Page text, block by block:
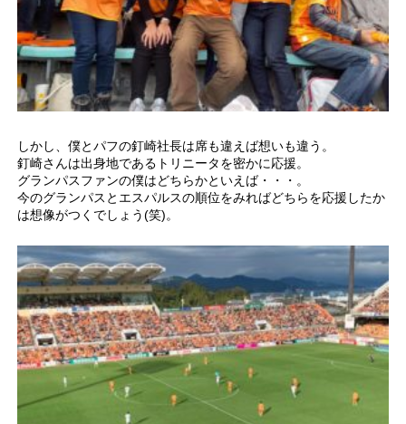
しかし、僕とパフの釘崎社長は席も違えば想いも違う。
釘崎さんは出身地であるトリニータを密かに応援。
グランパスファンの僕はどちらかといえば・・・。
今のグランパスとエスパルスの順位をみればどちらを応援したか
は想像がつくでしょう(笑)。